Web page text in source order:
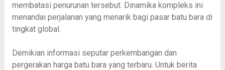
membatasi penurunan tersebut. Dinamika kompleks ini
menandai perjalanan yang menarik bagi pasar batu bara di
tingkat global.
Demikian informasi seputar perkembangan dan
pergerakan harga batu bara yang terbaru. Untuk berita